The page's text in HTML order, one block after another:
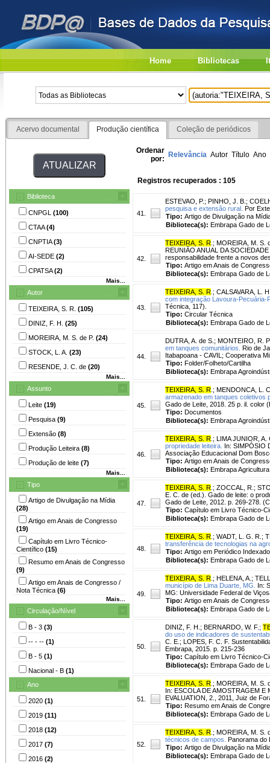
Home Bibliotecas
Acervo documental Produção científica Coleção de periódicos
Biblioteca
CNPGL (100)
CTAA(4)
CNPTIA(3)
AI-SEDE (2)
CPATSA(2)
Mais...
Autor
TEIXEIRA, S. R. (105)
DINIZ, F. H. (25)
MOREIRA, M. S. de P. (24)
STOCK, L. A. (23)
RESENDE, J. C. de (20)
Mais...
Assunto
Leite (19)
Pesquisa (9)
Extensão (8)
Produção Leiteira (8)
Produção de leite (7)
Mais...
Tipo
Artigo de Divulgação na Mídia
(28)
Artigo em Anais de Congresso
(19)
Capítulo em Livro Técnico-
Científico (15)
Resumo em Anais de Congresso
(9)
Artigo em Anais de Congresso /
Nota Técnica (6)
Mais...
Circulação/Nível
B - 3 (3)
-- - -- (1)
B - 5 (1)
Nacional - B (1)
Ano
2020 (1)
2019 (11)
2018 (12)
2017 (7)
2016 (2)
Ordenar
por: Relevância Autor Título Ano
Registros recuperados : 105
41.
ESTEVAO, P. ; PINHO, J. B. ;
pesquisa e extensão rural. Por
Tipo: Artigo de Divulgação na
Biblioteca(s): Embrapa Gado de
42.
TEIXEIRA, S. R ; MOREIRA, M. S.
REUNIÃO ANUAL DA
responsabilidade frente a novos
Tipo: Artigo em Anais de
Biblioteca(s): Embrapa Gado de
43.
TEIXEIRA, S. R ; CALSAVARA, L.
com integração Lavoura-Pecuária-
Técnica, 117).
Tipo: Circular Técnica
Biblioteca(s): Embrapa Gado de
44.
DUTRA, A. de S. ; MONTEIRO, R.
em tanques comunitários. Rio de
Itabapoana - CAVIL; Cooperativa
Tipo: Folder/Folheto/Cartilha
Biblioteca(s): Embrapa
45.
TEIXEIRA, S. R ; MENDONCA, L.
armazenado em tanques coletivos
Gado de Leite, 2018. 25 p. il. color
Tipo: Documentos
Biblioteca(s): Embrapa
46.
TEIXEIRA, S. R ; LIMA JUNIOR, A.
propriedade leiteira. In: SIMPÓSIO
Associação Educacional Dom
Tipo: Artigo em Anais de
Biblioteca(s): Embrapa
47.
TEIXEIRA, S. R ; ZOCCAL, R. ;
E. C. de (ed.). Gado de leite: o
Gado de Leite, 2012. p. 269-278.
Tipo: Capítulo em Livro Técnico-
Biblioteca(s): Embrapa Gado de
48.
TEIXEIRA, S. R ; WADT, L. G. R. ;
transferência de tecnologias na
Tipo: Artigo em Periódico Indexado
Biblioteca(s): Embrapa Gado de
49.
TEIXEIRA, S. R ; HELENA, A. ;
município de Lima Duarte, MG.
In:
MG: Universidade Federal de
Tipo: Artigo em Anais de
Biblioteca(s): Embrapa Gado de
50.
DINIZ, F. H. ; BERNARDO, W. F. ;
do uso de indicadores de
C. E.; LOPES, F. C. F.
Embrapa, 2015. p. 215-236
Tipo: Capítulo em Livro Técnico-
Biblioteca(s): Embrapa Gado de
51.
TEIXEIRA, S. R ; MOREIRA, M. S.
In: ESCOLA DE AMOSTRAGEM
EVALUATION, 2., 2011, Juiz de
Tipo: Resumo em Anais de
Biblioteca(s): Embrapa Gado de
52.
TEIXEIRA, S. R ; MOREIRA, M. S.
técnicos de campos. Panorama do
Tipo: Artigo de Divulgação na
Biblioteca(s): Embrapa Gado de